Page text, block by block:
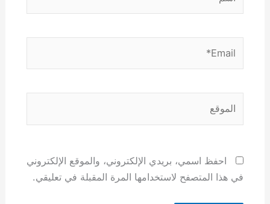
احفظ اسمي، بريدي الإلكتروني، والموقع الإلكتروني
في هذا المتصفح لاستخدامها المرة المقبلة في تعليقي.